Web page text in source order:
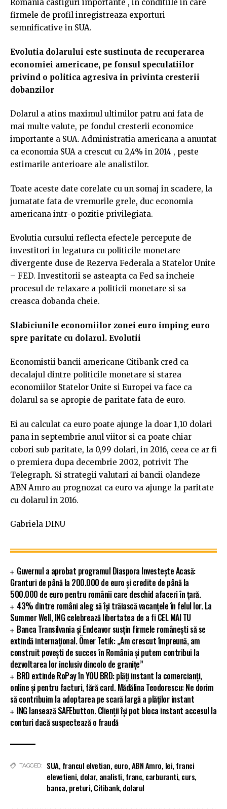
Romania castiguri importante , in conditiile in care
firmele de profil inregistreaza exporturi
semnificative in SUA.
Evolutia dolarului este sustinuta de recuperarea
economiei americane, pe fonsul speculatiilor
privind o politica agresiva in privinta cresterii
dobanzilor
Dolarul a atins maximul ultimilor patru ani fata de
mai multe valute, pe fondul cresterii economice
importante a SUA. Administratia americana a anuntat
ca economia SUA a crescut cu 2,4% in 2014 , peste
estimarile anterioare ale analistilor.
Toate aceste date corelate cu un somaj in scadere, la
jumatate fata de vremurile grele, duc economia
americana intr-o pozitie privilegiata.
Evolutia cursului reflecta efectele percepute de
investitori in legatura cu politicile monetare
divergente duse de Rezerva Federala a Statelor Unite
– FED. Investitorii se asteapta ca Fed sa incheie
procesul de relaxare a politicii monetare si sa
creasca dobanda cheie.
Slabiciunile economiilor zonei euro imping euro
spre paritate cu dolarul. Evolutii
Economistii bancii americane Citibank cred ca
decalajul dintre politicile monetare si starea
economiilor Statelor Unite si Europei va face ca
dolarul sa se apropie de paritate fata de euro.
Ei au calculat ca euro poate ajunge la doar 1,10 dolari
pana in septembrie anul viitor si ca poate chiar
cobori sub paritate, la 0,99 dolari, in 2016, ceea ce ar fi
o premiera dupa decembrie 2002, potrivit The
Telegraph. Si strategii valutari ai bancii olandeze
ABN Amro au prognozat ca euro va ajunge la paritate
cu dolarul in 2016.
Gabriela DINU
Guvernul a aprobat programul Diaspora Investește Acasă:
Granturi de până la 200.000 de euro și credite de până la
500.000 de euro pentru românii care deschid afaceri în țară.
43% dintre români aleg să își trăiască vacanțele în felul lor. La
Summer Well, ING celebrează libertatea de a fi CEL MAI TU
Banca Transilvania și Endeavor susțin firmele românești să se
extindă internațional. Ömer Tetik: „Am crescut împreună, am
construit povești de succes în România și putem contribui la
dezvoltarea lor inclusiv dincolo de granițe”
BRD extinde RoPay în YOU BRD: plăți instant la comercianți,
online și pentru facturi, fără card. Mădălina Teodorescu: Ne dorim
să contribuim la adoptarea pe scară largă a plăților instant
ING lansează SAFEbutton. Clienții își pot bloca instant accesul la
conturi dacă suspectează o fraudă
TAGGED: SUA, francul elvetian, euro,ABN Amro, lei, franci
elevetieni, dolar, analisti, franc, carburanti, curs,
banca, preturi, Citibank, dolarul